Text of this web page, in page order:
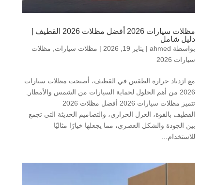
مظلات سيارات 2026 أفضل مظلات 2026 القطيف |
دليل شامل
بواسطة ahmed
| يناير 19, 2026 | مظلات سيارات, مظلات
سيارات 2026
مع ازدياد حرارة الطقس في القطيف، أصبحت مظلات سيارات
2026 من أهم الحلول لحماية السيارات من الشمس والأمطار.
تتميز مظلات سيارات 2026 أفضل مظلات 2026
القطيف بالقوة، العزل الحراري، والتصاميم الحديثة التي تجمع
بين الجودة والشكل العصري، مما يجعلها خيارًا مثاليًا
للاستخدام...